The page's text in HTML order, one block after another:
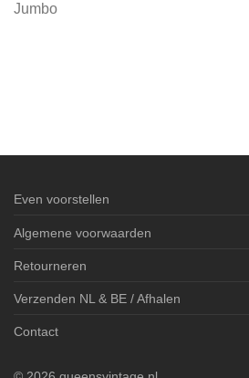
Jumbo
Even voorstellen
Algemene voorwaarden
Retourneren
Verzenden NL & BE / Afhalen
Contact